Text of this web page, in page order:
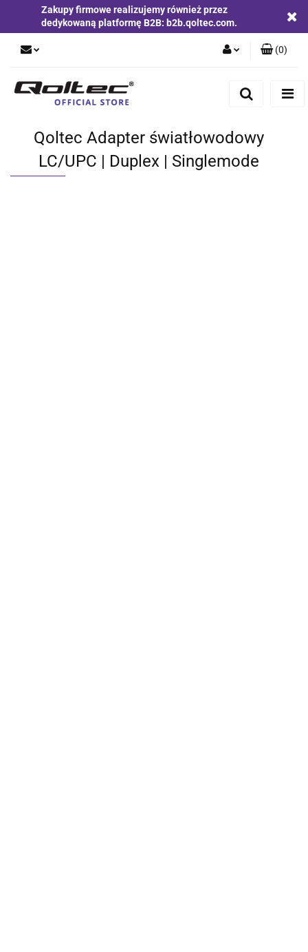
Zakupy firmowe realizujemy również przez
dedykowaną platformę B2B: b2b.qoltec.com.
Zgody cookies
(0)
Qoltec Adapter światłowodowy
LC/UPC | Duplex | Singlemode